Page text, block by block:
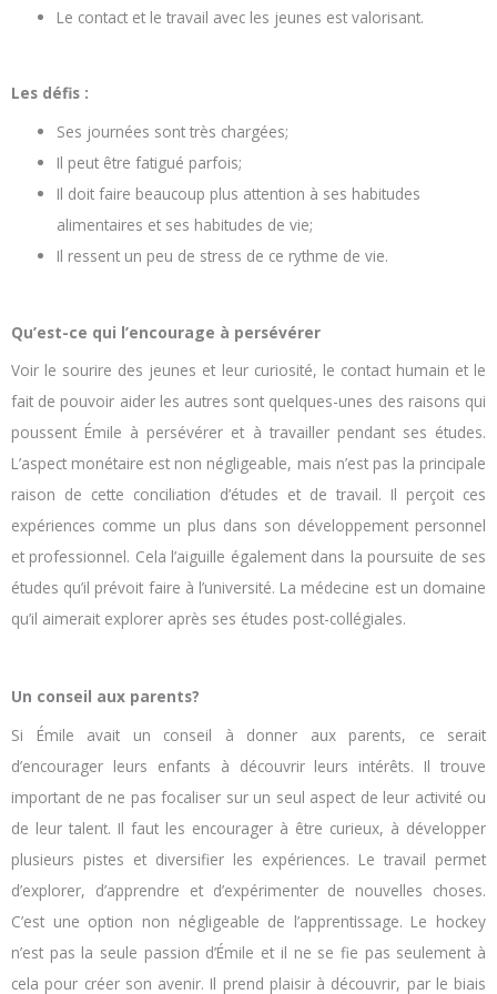
Le contact et le travail avec les jeunes est valorisant.
Les défis :
Ses journées sont très chargées;
Il peut être fatigué parfois;
Il doit faire beaucoup plus attention à ses habitudes
alimentaires et ses habitudes de vie;
Il ressent un peu de stress de ce rythme de vie.
Qu’est-ce qui l’encourage à persévérer
Voir le sourire des jeunes et leur curiosité, le contact humain et le
fait de pouvoir aider les autres sont quelques-unes des raisons qui
poussent Émile à persévérer et à travailler pendant ses études.
L’aspect monétaire est non négligeable, mais n’est pas la principale
raison de cette conciliation d’études et de travail. Il perçoit ces
expériences comme un plus dans son développement personnel
et professionnel. Cela l’aiguille également dans la poursuite de ses
études qu’il prévoit faire à l’université. La médecine est un domaine
qu’il aimerait explorer après ses études post-collégiales.
Un conseil aux parents?
Si Émile avait un conseil à donner aux parents, ce serait
d’encourager leurs enfants à découvrir leurs intérêts. Il trouve
important de ne pas focaliser sur un seul aspect de leur activité ou
de leur talent. Il faut les encourager à être curieux, à développer
plusieurs pistes et diversifier les expériences. Le travail permet
d’explorer, d’apprendre et d’expérimenter de nouvelles choses.
C’est une option non négligeable de l’apprentissage. Le hockey
n’est pas la seule passion d’Émile et il ne se fie pas seulement à
cela pour créer son avenir. Il prend plaisir à découvrir, par le biais